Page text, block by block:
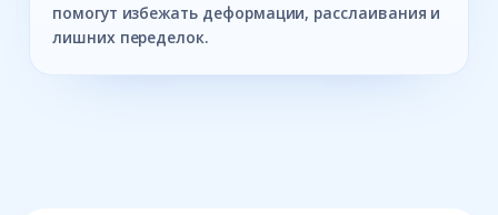
помогут избежать деформации, расслаивания и
лишних переделок.